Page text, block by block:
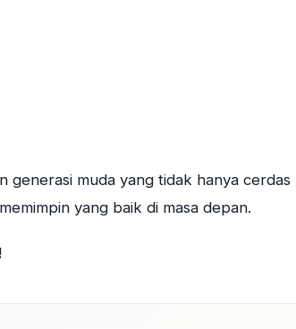
generasi muda yang tidak hanya cerdas
yang baik di masa depan.